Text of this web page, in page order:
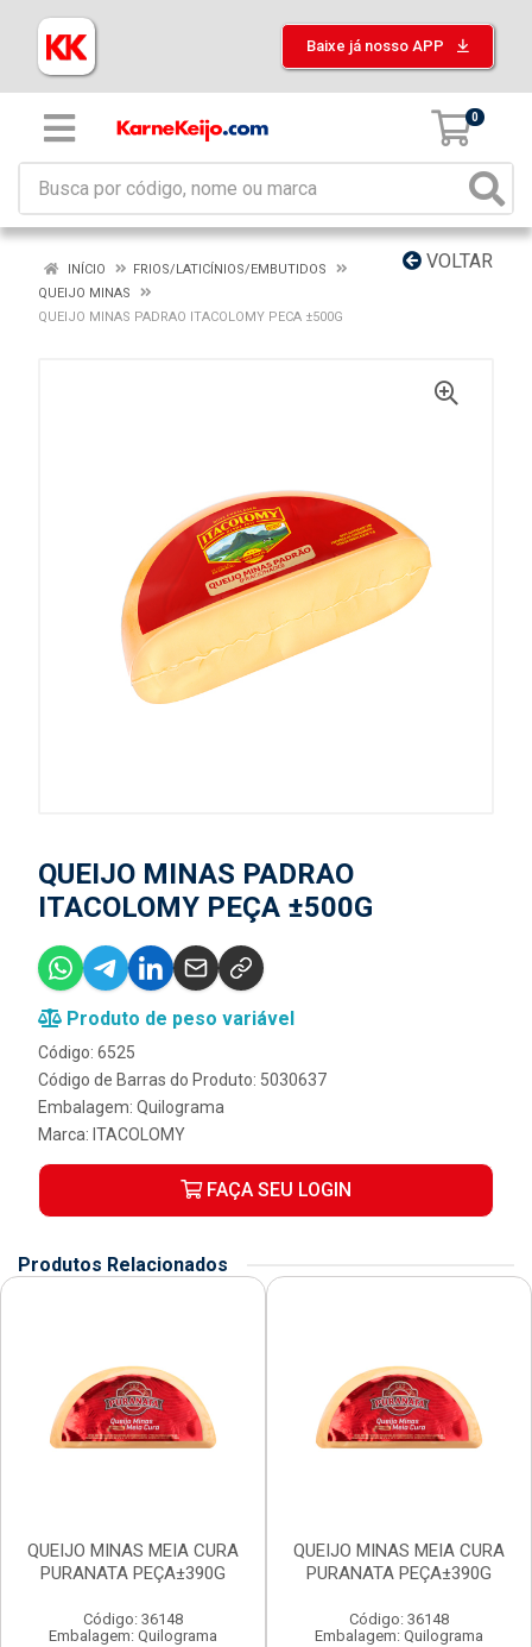
Baixe já nosso APP
0
VOLTAR
INÍCIO
FRIOS/LATICÍNIOS/EMBUTIDOS
QUEIJO MINAS
QUEIJO MINAS PADRAO ITACOLOMY PECA ±500G
QUEIJO MINAS PADRAO
ITACOLOMY PEÇA ±500G
Produto de peso variável
Código: 6525
Código de Barras do Produto: 5030637
Embalagem: Quilograma
Marca: ITACOLOMY
FAÇA SEU LOGIN
Produtos Relacionados
QUEIJO MINAS MEIA CURA
PURANATA PEÇA±390G
Código: 36148
Embalagem: Quilograma
QUEIJO MINAS MEIA CURA
PURANATA PEÇA±390G
Código: 36148
Embalagem: Quilograma